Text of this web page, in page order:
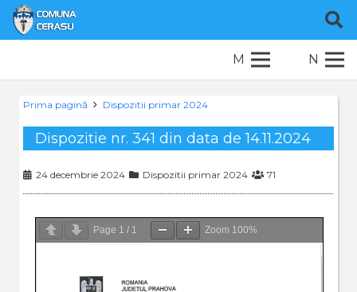
M N
Prima pagină Dispozitii primar 2024
Dispozitie nr. 341 din data de 14.11.2024
24 decembrie 2024 Dispozitii primar 2024 71
Page 1 / 1 Zoom 100%